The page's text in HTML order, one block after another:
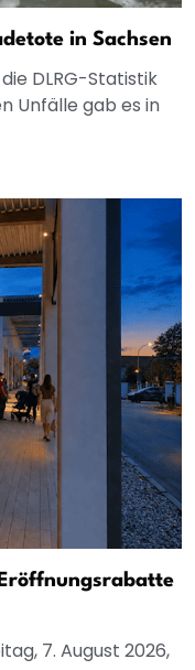
in Sachsen
DLRG-Statistik
Unfälle gab es in
7. August 2026,